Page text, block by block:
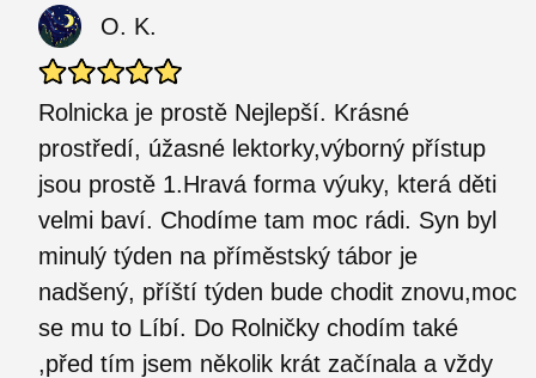
O. K.
Rolnicka je prostě Nejlepší. Krásné
prostředí, úžasné lektorky,výborný přístup
jsou prostě 1.Hravá forma výuky, která děti
velmi baví. Chodíme tam moc rádi. Syn byl
minulý týden na příměstský tábor je
nadšený, příští týden bude chodit znovu,moc
se mu to Líbí. Do Rolničky chodím také
,před tím jsem několik krát začínala a vždy